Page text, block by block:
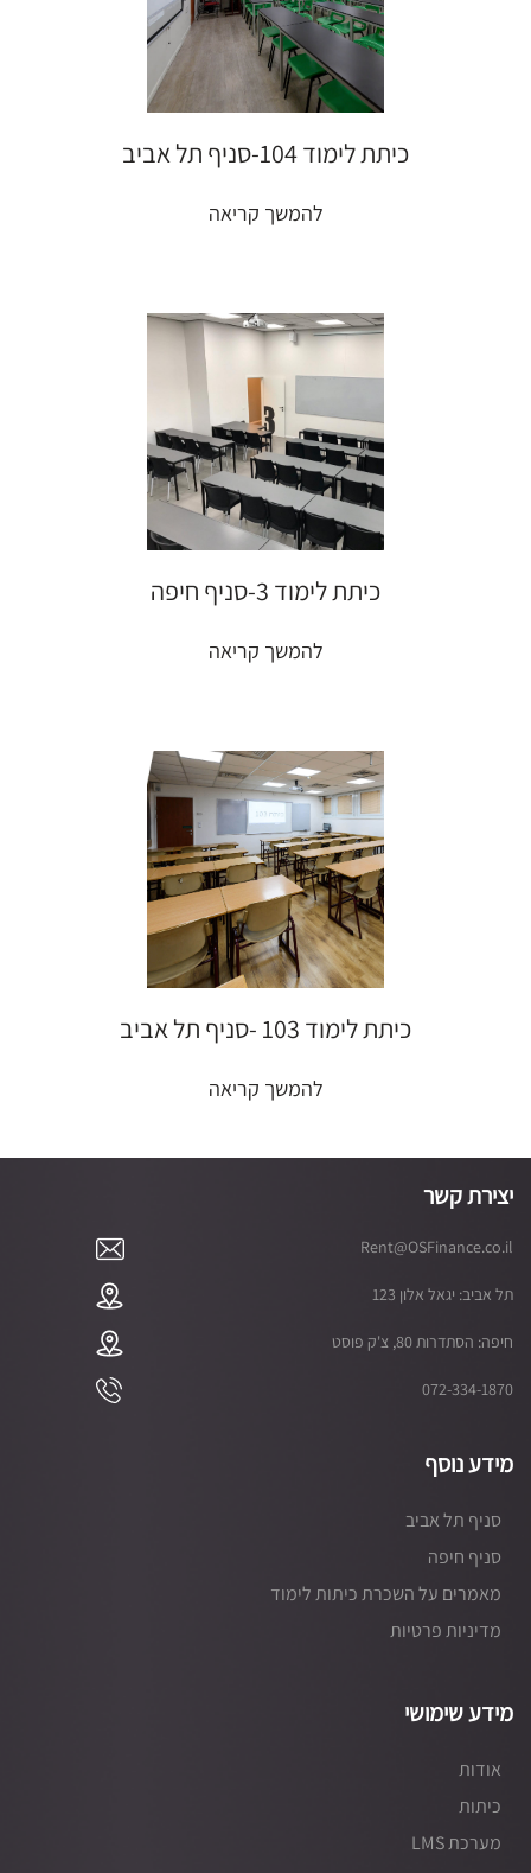
כיתת לימוד 104-סניף תל אביב
להמשך קריאה
כיתת לימוד 3-סניף חיפה
להמשך קריאה
כיתת לימוד 103 -סניף תל אביב
להמשך קריאה
יצירת קשר
Rent@OSFinance.co.il
תל אביב: יגאל אלון 123
חיפה: הסתדרות 80, צ'ק פוסט
072-334-1870
מידע נוסף
סניף תל אביב
סניף חיפה
מאמרים על השכרת כיתות לימוד
מדיניות פרטיות
מידע שימושי
אודות
כיתות
מערכת LMS